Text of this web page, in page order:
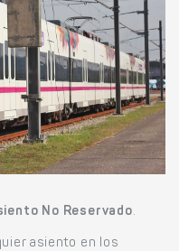
No Reservado.
asiento en los